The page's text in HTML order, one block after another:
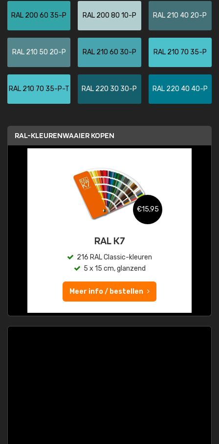
RAL 200 60 35-P RAL 200 80 10-P RAL 210 40 20-P
RAL 210 50 20-P RAL 210 60 30-P RAL 210 70 35-P
RAL 210 70 35-P-T RAL 220 30 30-P RAL 220 40 40-P
RAL-KLEURENWAAIER KOPEN
€15,95
RAL K7
216 RAL Classic-kleuren
5 x 15 cm, glanzend
Meer info / bestellen